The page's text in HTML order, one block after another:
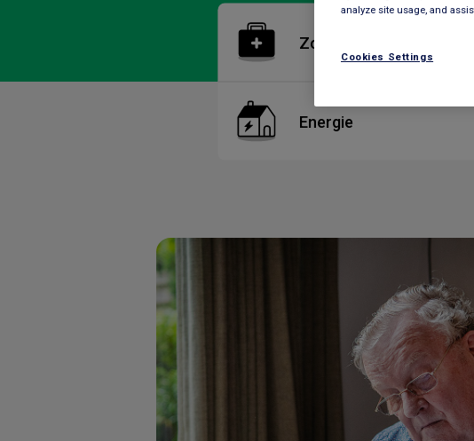
Zorgverzekeringen
Energie
analyze site usage, and
Cookies Settings